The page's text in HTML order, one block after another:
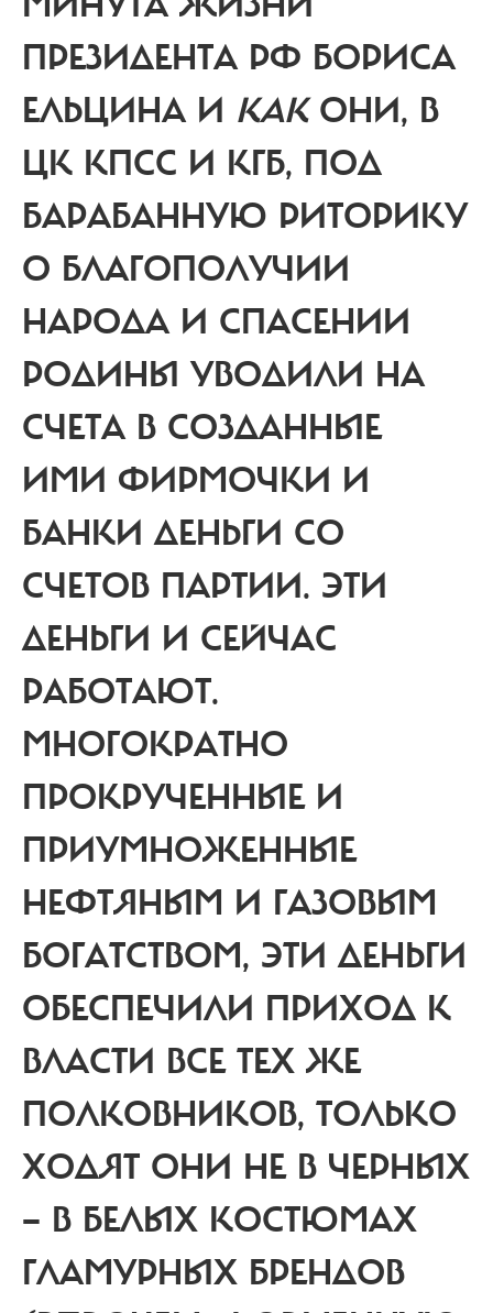
ПРЕЗИДЕНТА РФ БОРИСА
ЕЛЬЦИНА И КАКОНИ, В
ЦК КПСС И КГБ, ПОД
БАРАБАННУЮ РИТОРИКУ
О БЛАГОПОЛУЧИИ
НАРОДА И СПАСЕНИИ
РОДИНЫ УВОДИЛИ НА
СЧЕТА В СОЗДАННЫЕ
ИМИ ФИРМОЧКИ И
БАНКИ ДЕНЬГИ СО
СЧЕТОВ ПАРТИИ. ЭТИ
ДЕНЬГИ И СЕЙЧАС
РАБОТАЮТ.
МНОГОКРАТНО
ПРОКРУЧЕННЫЕ И
ПРИУМНОЖЕННЫЕ
НЕФТЯНЫМ И ГАЗОВЫМ
БОГАТСТВОМ, ЭТИ ДЕНЬГИ
ОБЕСПЕЧИЛИ ПРИХОД К
ВЛАСТИ ВСЕ ТЕХ ЖЕ
ПОЛКОВНИКОВ, ТОЛЬКО
ХОДЯТ ОНИ НЕ В ЧЕРНЫХ
— В БЕЛЫХ КОСТЮМАХ
ГЛАМУРНЫХ БРЕНДОВ